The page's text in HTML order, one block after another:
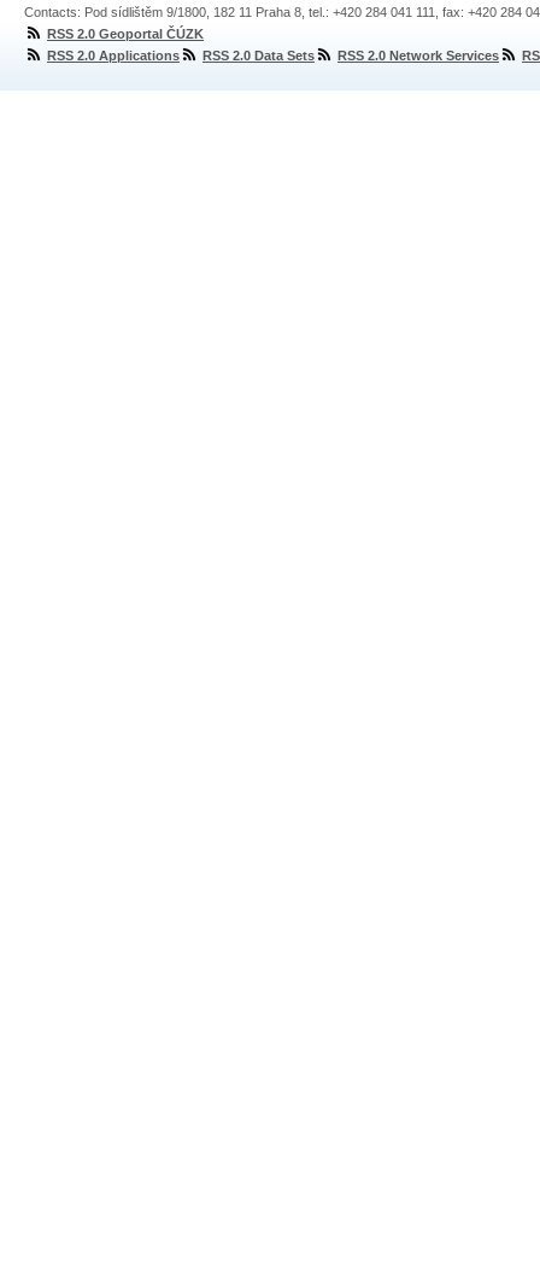
Contacts: Pod sídlištěm 9/1800, 182 11 Praha 8, tel.: +420 284 041 111, fax: +420 284
RSS 2.0 Geoportal ČÚZK
RSS 2.0 Applications
RSS 2.0 Data Sets RSS 2.0 Network Services